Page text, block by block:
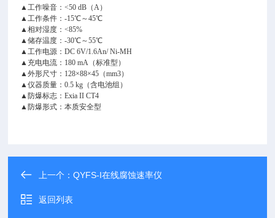
▲工作噪音：<50 dB（A）
▲工作条件：-15℃～45℃
▲相对湿度：<85%
▲储存温度：-30℃～55℃
▲工作电源：DC 6V/1.6An/ Ni-MH
▲充电电流：180 mA（标准型）
▲外形尺寸：128×88×45（mm3）
▲仪器质量：0.5 kg（含电池组）
▲防爆标志：Exia II CT4
▲防爆形式：本质安全型
上一个：QYFS-I在线腐蚀速率仪
返回列表